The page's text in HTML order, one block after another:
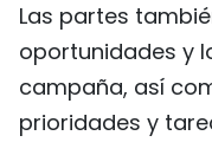
Las partes
oportunidades y
campaña, así
prioridades y